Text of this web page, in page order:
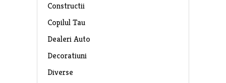
Constructii
Copilul Tau
Dealeri Auto
Decoratiuni
Diverse